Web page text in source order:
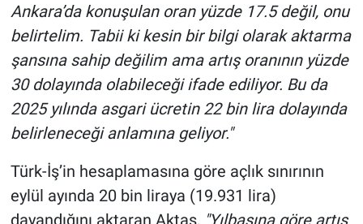
Ankara’da konuşulan oran yüzde 17.5 değil, onu
belirtelim. Tabii ki kesin bir bilgi olarak aktarma
şansına sahip değilim ama artış oranının yüzde
30 dolayında olabileceği ifade ediliyor. Bu da
2025 yılında asgari ücretin 22 bin lira dolayında
belirleneceği anlamına geliyor."
Türk-İş’in hesaplamasına göre açlık sınırının
eylül ayında 20 bin liraya (19.931 lira)
dayandığını aktaran Aktaş, "Yılbaşına göre artış